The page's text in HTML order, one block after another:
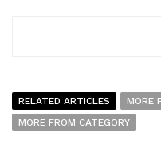
RELATED ARTICLES
MORE
MORE FROM CATEGORY